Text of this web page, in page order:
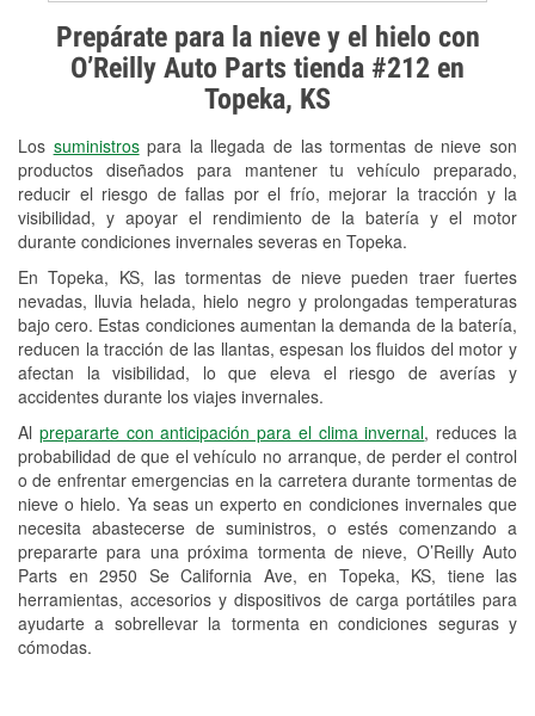
Prepárate para la nieve y el hielo con
O’Reilly Auto Parts tienda #212 en
Topeka, KS
Los suministrospara la llegada de las tormentas de nieve son
productos diseñados para mantener tu vehículo preparado,
reducir el riesgo de fallas por el frío, mejorar la tracción y la
visibilidad, y apoyar el rendimiento de la batería y el motor
durante condiciones invernales severas en Topeka.
En Topeka, KS, las tormentas de nieve pueden traer fuertes
nevadas, lluvia helada, hielo negro y prolongadas temperaturas
bajo cero. Estas condiciones aumentan la demanda de la batería,
reducen la tracción de las llantas, espesan los fluidos del motor y
afectan la visibilidad, lo que eleva el riesgo de averías y
accidentes durante los viajes invernales.
Al prepararte con anticipación para el clima invernal, reduces la
probabilidad de que el vehículo no arranque, de perder el control
o de enfrentar emergencias en la carretera durante tormentas de
nieve o hielo. Ya seas un experto en condiciones invernales que
necesita abastecerse de suministros, o estés comenzando a
prepararte para una próxima tormenta de nieve, O’Reilly Auto
Parts en 2950 Se California Ave, en Topeka, KS, tiene las
herramientas, accesorios y dispositivos de carga portátiles para
ayudarte a sobrellevar la tormenta en condiciones seguras y
cómodas.
Prueba de alternadores y
arrancadores
Revisión de la luz "Check Engine"
Reciclaje de baterías y aceite
Instalación de bombillas de faros
Instalación de limpiaparabrisas
Programa de Préstamo de
Herramientas
Mezcla de pinturas
Rectificación de tambores y discos de
freno
Snowstorm Supplies
Tornado Supplies
Conoce más